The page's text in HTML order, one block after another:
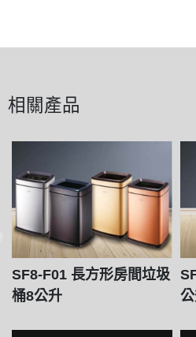
相關產品
SF8-F01 長方形房間垃圾
桶8公升